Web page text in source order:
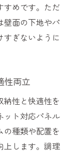
すめです。ただ
壁面の下地やパ
すぎないように
性両立
納性と快適性を
ット対応パネル
の種類や配置を
上します。調理